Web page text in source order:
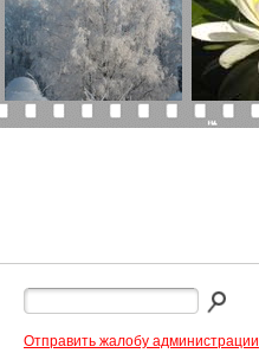
Отправить жалобу администрации